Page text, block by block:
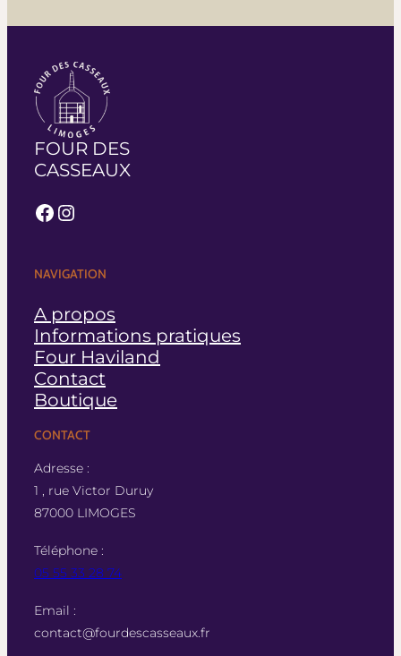
FOUR DES
CASSEAUX
Facebook
Instagram
NAVIGATION
A propos
Informations pratiques
Four Haviland
Contact
Boutique
CONTACT
Adresse :
1 , rue Victor Duruy
87000 LIMOGES
Téléphone :
05 55 33 28 74
Email :
contact@fourdescasseaux.fr